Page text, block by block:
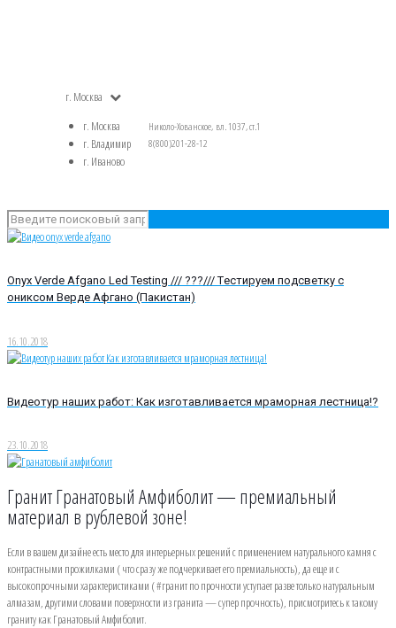
г. Москва
г. Москва
г. Владимир
г. Иваново
Николо-Хованское, вл. 1037, ст.1
8(800)201-28-12
Onyx Verde Afgano Led Testing /// ???/// Tестируем подсветку с
ониксом Верде Афгано (Пакистан)
16.10.2018
Видеотур наших работ: Как изготавливается мраморная лестница!?
23.10.2018
Гранит Гранатовый Амфиболит — премиальный
материал в рублевой зоне!
Если в вашем дизайне есть место для интерьерных решений с применением натурального камня с
контрастными прожилками ( что сразу же подчеркивает его премиальность), да еще и с
высокопрочными характеристиками ( #гранит по прочности уступает разве только натуральным
алмазам, другими словами поверхности из гранита — супер прочность), присмотритесь к такому
граниту как Гранатовый Амфиболит.